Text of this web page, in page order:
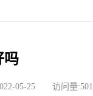
吗
05-25 访问量